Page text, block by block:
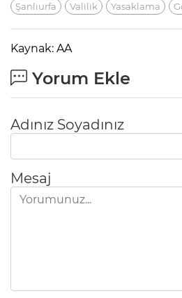
Şanlıurfa Valilik Yasaklama
Kaynak: AA
Yorum Ekle
Adınız Soyadınız
Mesaj